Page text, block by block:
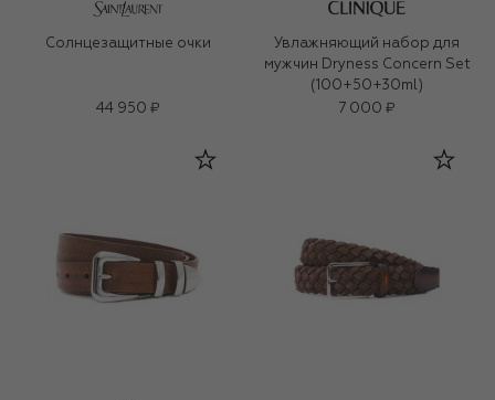
Солнцезащитные очки
44 950 ₽
Увлажняющий набор для
мужчин Dryness Concern Set
(100+50+30ml)
7 000 ₽